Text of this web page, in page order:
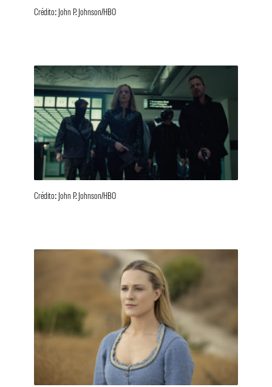
Crédito: John P. Johnson/HBO
Crédito: John P. Johnson/HBO